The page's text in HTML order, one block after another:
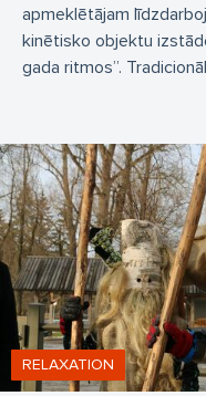
apmeklētājam
kinētisko objektu
gada ritmos”.
RELAXATION